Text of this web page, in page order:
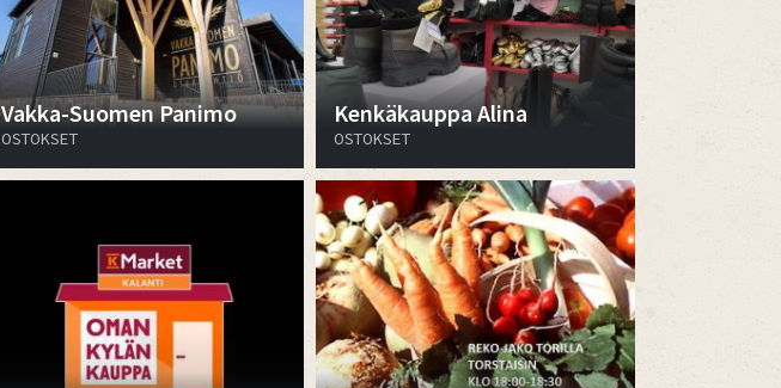
Vakka-Suomen Panimo
OSTOKSET
Kenkäkauppa Alina
OSTOKSET